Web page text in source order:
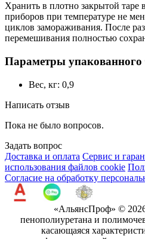
Хранить в плотно закрытой таре
приборов при температуре не
циклов замораживания. После
перемешивания полностью
Параметры упакованного
Вес, кг: 0,9
Написать отзыв
Пока не было вопросов.
Задать вопрос
Доставка и оплата Сервис и
использования файлов cookie
Согласие на обработку
«АльянсПроф» ©
пенополиуретана и
касающаяся